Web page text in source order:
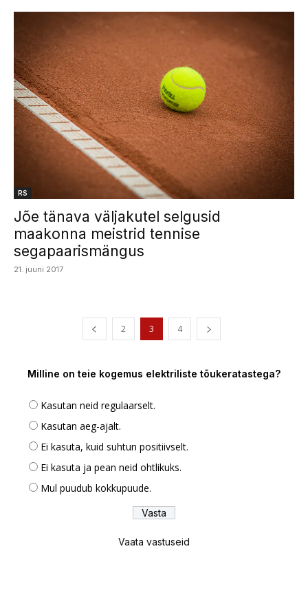
RS
Jõe tänava väljakutel selgusid
maakonna meistrid tennise
segapaarismängus
21. juuni 2017
2 3 4
Milline on teie kogemus elektriliste tõukeratastega?
Kasutan neid regulaarselt.
Kasutan aeg-ajalt.
Ei kasuta, kuid suhtun positiivselt.
Ei kasuta ja pean neid ohtlikuks.
Mul puudub kokkupuude.
Vaata vastuseid